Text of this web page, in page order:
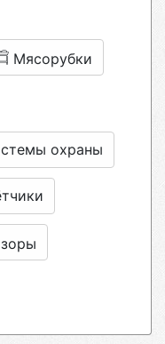
Мясорубки
охраны